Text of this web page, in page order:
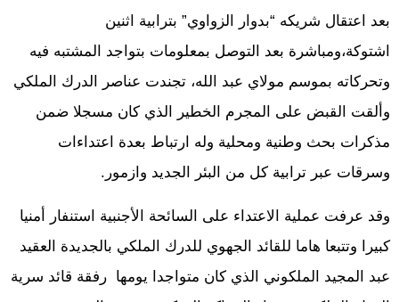
بعد اعتقال شريكه “بدوار الزواوي” بترابية اثنين
اشتوكة،ومباشرة بعد التوصل بمعلومات بتواجد المشتبه فيه
وتحركاته بموسم مولاي عبد الله، تجندت عناصر الدرك الملكي
وألقت القبض على المجرم الخطير الذي كان مسجلا ضمن
مذكرات بحث وطنية ومحلية وله ارتباط بعدة اعتداءات
وسرقات عبر ترابية كل من البئر الجديد وازمور.
وقد عرفت عملية الاعتداء على السائحة الأجنبية استنفار أمنيا
كبيرا وتتبعا هاما للقائد الجهوي للدرك الملكي بالجديدة العقيد
عبد المجيد الملكوني الذي كان متواجدا يومها رفقة قائد سرية